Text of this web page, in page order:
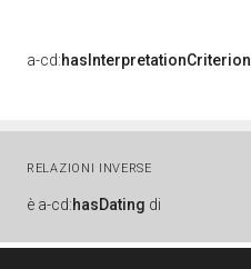
a-cd:hasInterpretationCriterion
RELAZIONI INVERSE
è a-cd:hasDating di